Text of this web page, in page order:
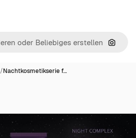
Nach
/Nachtkosmetikserie f…